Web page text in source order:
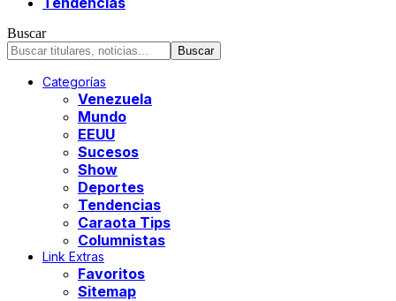
Buscar
Categorías
Venezuela
Mundo
EEUU
Sucesos
Show
Deportes
Tendencias
Caraota Tips
Columnistas
Link Extras
Favoritos
Sitemap